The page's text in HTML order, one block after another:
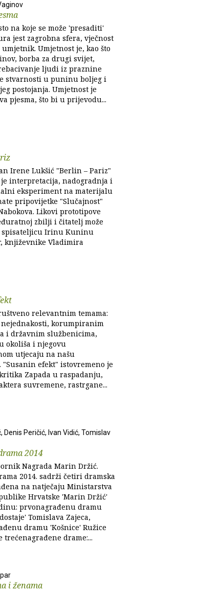
na koje se može 'presaditi'
jest zagrobna sfera, vječnost
Umjetnost je, kao što
borba za drugi svijet,
ljudi iz praznine
stvarnosti u puninu boljeg i
postojanja. Umjetnost je
pjesma, što bi u prijevodu...
Irene Lukšić "Berlin – Pariz"
interpretacija, nadogradnja i
eksperiment na materijalu
pripovijetke "Slučajnost"
Likovi prototipove
zbilji i čitatelj može
spisateljicu Irinu Kuninu
književnike Vladimira
relevantnim temama:
korumpiranim
i državnim službenicima,
okoliša i njegovu
utjecaju na našu
efekt" istovremeno je
Zapada u raspadanju,
suvremene, rastrgane...
Denis Peričić, Ivan Vidić, Tomislav
2014
Nagrada Marin Držić.
2014. sadrži četiri dramska
na natječaju Ministarstva
Hrvatske 'Marin Držić'
prvonagrađenu dramu
Tomislava Zajeca,
dramu 'Košnice' Ružice
trećenagrađene drame:...
i ženama